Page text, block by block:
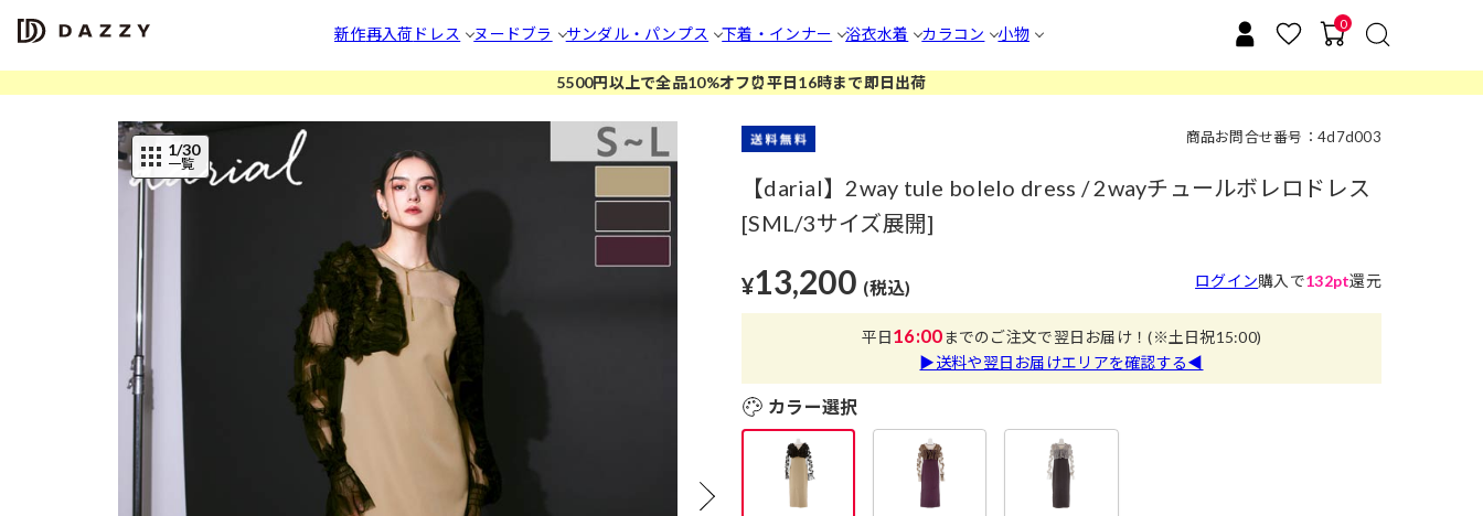
新作再入荷 ドレス ヌードブラ サンダル・パンプス 下着・インナー 浴衣水着 カラコン 小物
0
5500円以上で全品10%オフ⏰平日16時まで即日出荷
1/30
一覧
商品お問合せ番号：4d7d003
【darial】2way tule bolelo dress / 2wayチュールボレロドレス
[SML/3サイズ展開]
¥13,200 (税込) ログイン購入で132pt還元
平日16:00までのご注文で翌日お届け！(※土日祝15:00)
▶送料や翌日お届けエリアを確認する◀
カラー選択